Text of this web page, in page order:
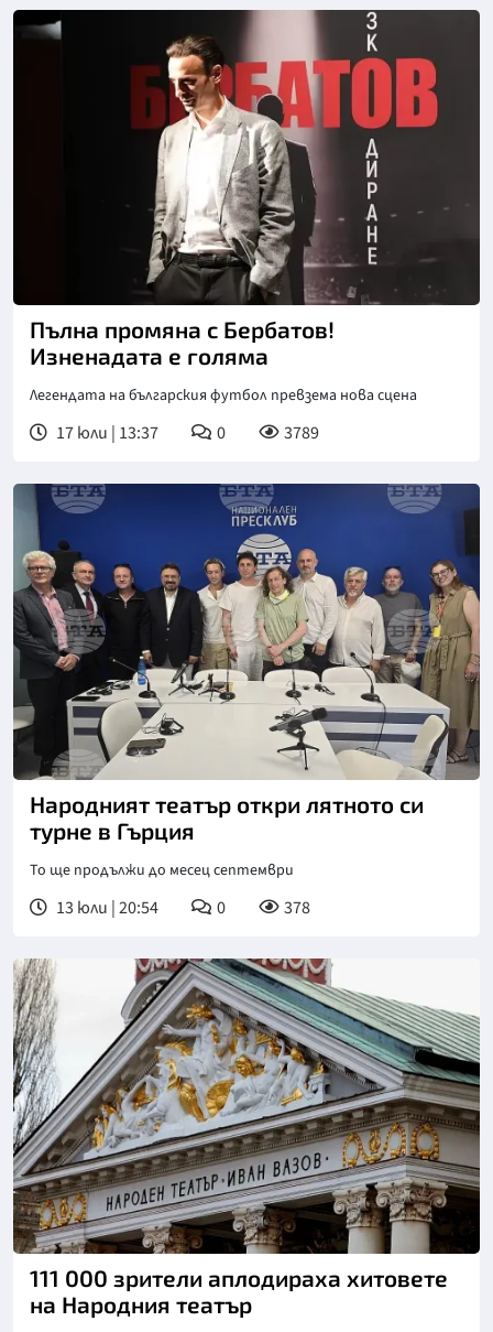
Снимка: БГНЕС
Пълна промяна с Бербатов!
Изненадата е голяма
Легендата на българския футбол превзема нова сцена
17 юли | 13:37 0 3789
Снимка: Иван Лазаров, БТА
Народният театър откри лятното си
турне в Гърция
То ще продължи до месец септември
13 юли | 20:54 0 378
Снимка: БГНЕС
111 000 зрители аплодираха хитовете
на Народния театър